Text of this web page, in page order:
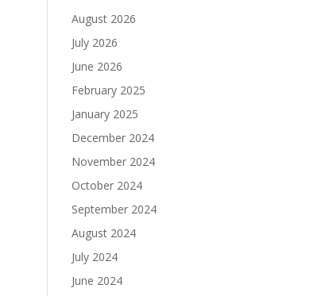
August 2026
July 2026
June 2026
February 2025
January 2025
December 2024
November 2024
October 2024
September 2024
August 2024
July 2024
June 2024